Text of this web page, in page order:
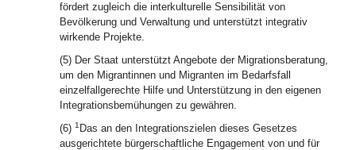
fördert zugleich die interkulturelle Sensibilität von
Bevölkerung und Verwaltung und unterstützt integrativ
wirkende Projekte.
(5) Der Staat unterstützt Angebote der Migrationsberatung,
um den Migrantinnen und Migranten im Bedarfsfall
einzelfallgerechte Hilfe und Unterstützung in den eigenen
Integrationsbemühungen zu gewähren.
(6) 1 Das an den Integrationszielen dieses Gesetzes
ausgerichtete bürgerschaftliche Engagement von und für